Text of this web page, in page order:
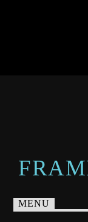
MENU